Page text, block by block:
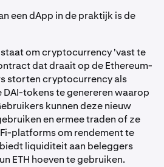
een dApp in de praktijk is de
om cryptocurrency 'vast te
dat draait op de Ethereum-
storten cryptocurrency als
tokens te genereren waarop
kunnen deze nieuw
en ermee traden of ze
platforms om rendement te
liquiditeit aan beleggers
ETH hoeven te gebruiken.